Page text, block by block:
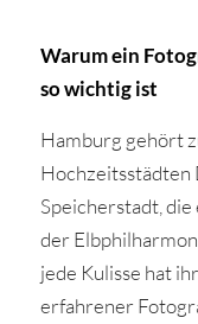
Warum ein
so wichtig ist
Hamburg gehört
Hochzeitsstädten
Speicherstadt,
der
jede Kulisse hat
erfahrener